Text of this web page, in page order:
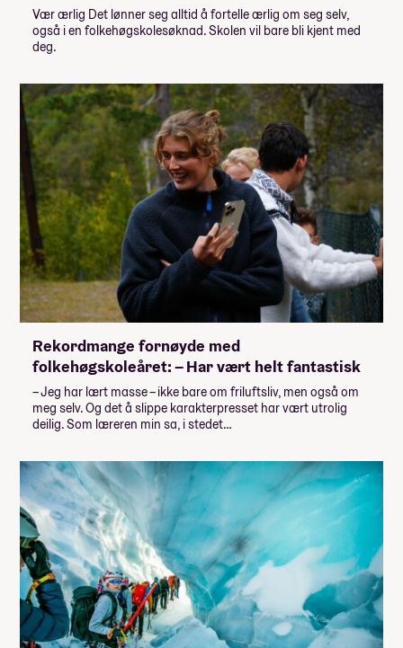
Vær ærlig Det lønner seg alltid å fortelle ærlig om seg selv,
også i en folkehøgskolesøknad. Skolen vil bare bli kjent med
deg.
Rekordmange fornøyde med
folkehøgskoleåret: – Har vært helt fantastisk
– Jeg har lært masse – ikke bare om friluftsliv, men også om
meg selv. Og det å slippe karakterpresset har vært utrolig
deilig. Som læreren min sa, i stedet…